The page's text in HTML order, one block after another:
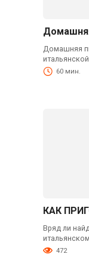
Домашняя
итальянской
60 мин.
КАК
Вряд ли
472